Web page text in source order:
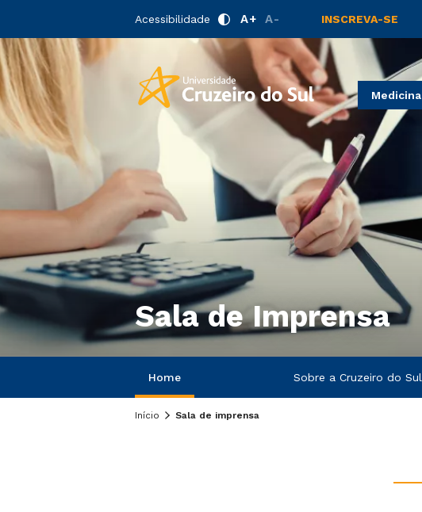
Acessibilidade A+ A- INSCREVA-SE
Medicina
Sala de Imprensa
Home Sobre a Cruzeiro do Sul
Início Sala de imprensa